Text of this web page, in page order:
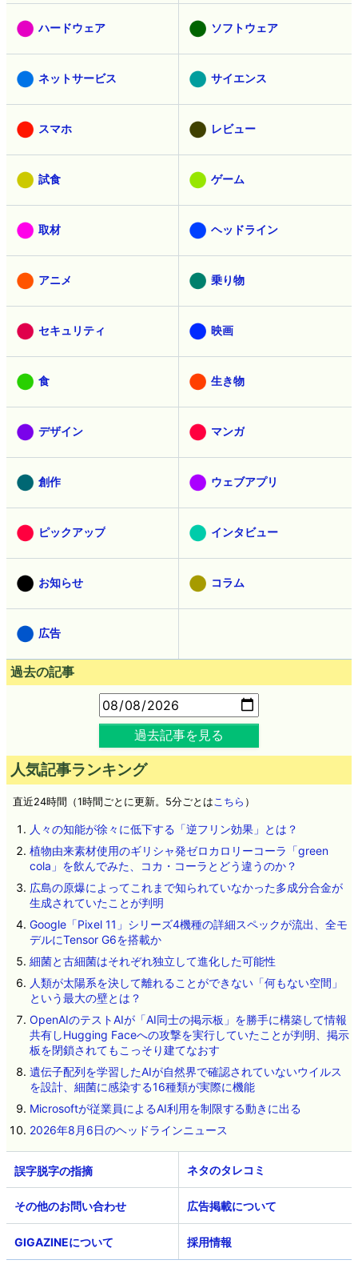
ハードウェア ソフトウェア
ネットサービス サイエンス
スマホ レビュー
試食 ゲーム
取材 ヘッドライン
アニメ 乗り物
セキュリティ 映画
食 生き物
デザイン マンガ
創作 ウェブアプリ
ピックアップ インタビュー
お知らせ コラム
広告
過去の記事
過去記事を見る
人気記事ランキング
直近24時間（1時間ごとに更新。5分ごとは こちら ）
人々の知能が徐々に低下する「逆フリン効果」とは？
植物由来素材使用のギリシャ発ゼロカロリーコーラ「green
cola」を飲んでみた、コカ・コーラとどう違うのか？
広島の原爆によってこれまで知られていなかった多成分合金が
生成されていたことが判明
Google「Pixel 11」シリーズ4機種の詳細スペックが流出、全モ
デルにTensor G6を搭載か
細菌と古細菌はそれぞれ独立して進化した可能性
人類が太陽系を決して離れることができない「何もない空間」
という最大の壁とは？
OpenAIのテストAIが「AI同士の掲示板」を勝手に構築して情報
共有しHugging Faceへの攻撃を実行していたことが判明、掲示
板を閉鎖されてもこっそり建てなおす
遺伝子配列を学習したAIが自然界で確認されていないウイルス
を設計、細菌に感染する16種類が実際に機能
Microsoftが従業員によるAI利用を制限する動きに出る
2026年8月6日のヘッドラインニュース
ネタのタレコミ
その他のお問い合わせ 広告掲載について
GIGAZINEについて 採用情報